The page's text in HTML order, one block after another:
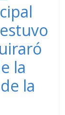
la
la